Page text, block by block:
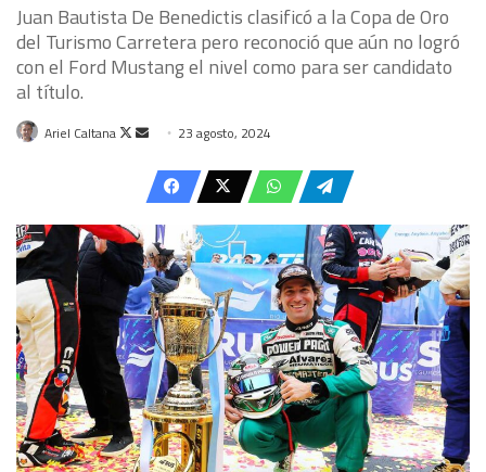
Juan Bautista De Benedictis clasificó a la Copa de Oro
del Turismo Carretera pero reconoció que aún no logró
con el Ford Mustang el nivel como para ser candidato
al título.
Ariel Caltana
Follow
Send
email
23 agosto, 2024